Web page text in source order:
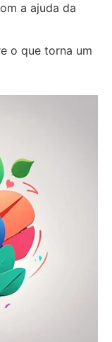
a ajuda da
o que torna um